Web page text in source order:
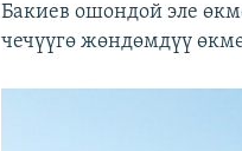
Бакиев ошондой эле
чечүүгө жөндөмдүү